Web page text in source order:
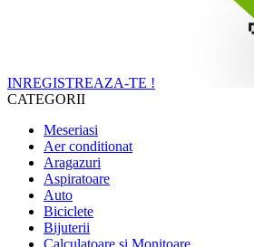
INREGISTREAZA-TE !
CATEGORII
Meseriasi
Aer conditionat
Aragazuri
Aspiratoare
Auto
Biciclete
Bijuterii